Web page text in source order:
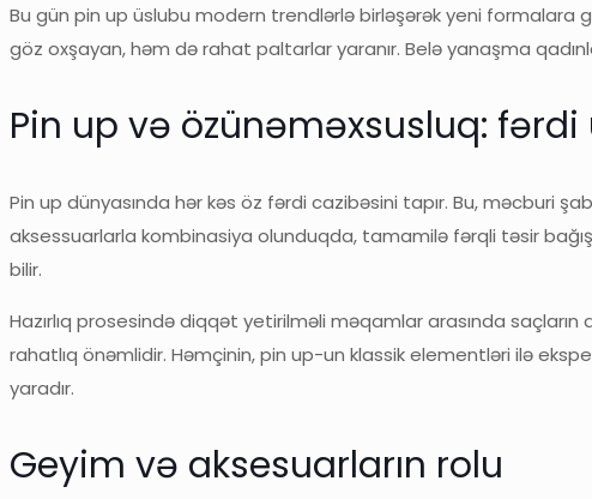
Bu gün pin up üslubu modern trendlərlə birləşərək yeni formalara
göz oxşayan, həm də rahat paltarlar yaranır. Belə yanaşma
Pin up və özünəməxsusluq:
Pin up dünyasında hər kəs öz fərdi cazibəsini tapır. Bu, məcburi
aksessuarlarla kombinasiya olunduqda, tamamilə fərqli təsir
bilir.
Hazırlıq prosesində diqqət yetirilməli məqamlar arasında
rahatlıq önəmlidir. Həmçinin, pin up-un klassik elementləri ilə
yaradır.
Geyim və aksesuarların rolu